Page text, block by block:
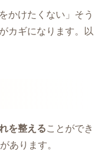
かけたくない」そう
カギになります。以
を整えることができ
あります。